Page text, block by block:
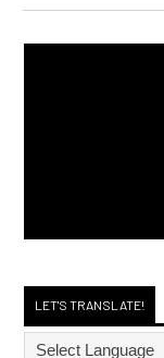
LET'S TRANSLATE!